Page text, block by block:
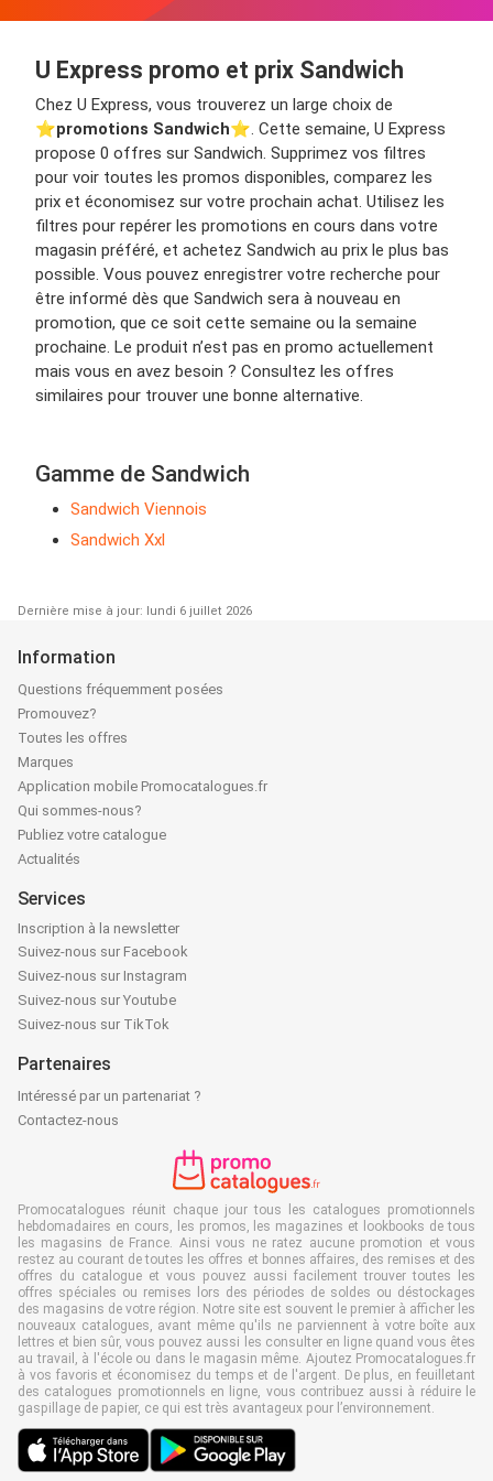
U Express promo et prix Sandwich
Chez U Express, vous trouverez un large choix de
⭐️promotions Sandwich⭐️. Cette semaine, U Express
propose 0 offres sur Sandwich. Supprimez vos filtres
pour voir toutes les promos disponibles, comparez les
prix et économisez sur votre prochain achat. Utilisez les
filtres pour repérer les promotions en cours dans votre
magasin préféré, et achetez Sandwich au prix le plus bas
possible. Vous pouvez enregistrer votre recherche pour
être informé dès que Sandwich sera à nouveau en
promotion, que ce soit cette semaine ou la semaine
prochaine. Le produit n’est pas en promo actuellement
mais vous en avez besoin ? Consultez les offres
similaires pour trouver une bonne alternative.
Gamme de Sandwich
Sandwich Viennois
Sandwich Xxl
Dernière mise à jour: lundi 6 juillet 2026
Information
Questions fréquemment posées
Promouvez?
Toutes les offres
Marques
Application mobile Promocatalogues.fr
Qui sommes-nous?
Publiez votre catalogue
Actualités
Services
Inscription à la newsletter
Suivez-nous sur Facebook
Suivez-nous sur Instagram
Suivez-nous sur Youtube
Suivez-nous sur TikTok
Partenaires
Intéressé par un partenariat ?
Contactez-nous
Promocatalogues réunit chaque jour tous les catalogues promotionnels
hebdomadaires en cours, les promos, les magazines et lookbooks de tous
les magasins de France. Ainsi vous ne ratez aucune promotion et vous
restez au courant de toutes les offres et bonnes affaires, des remises et des
offres du catalogue et vous pouvez aussi facilement trouver toutes les
offres spéciales ou remises lors des périodes de soldes ou déstockages
des magasins de votre région. Notre site est souvent le premier à afficher les
nouveaux catalogues, avant même qu'ils ne parviennent à votre boîte aux
lettres et bien sûr, vous pouvez aussi les consulter en ligne quand vous êtes
au travail, à l'école ou dans le magasin même. Ajoutez Promocatalogues.fr
à vos favoris et économisez du temps et de l'argent. De plus, en feuilletant
des catalogues promotionnels en ligne, vous contribuez aussi à réduire le
gaspillage de papier, ce qui est très avantageux pour l’environnement.